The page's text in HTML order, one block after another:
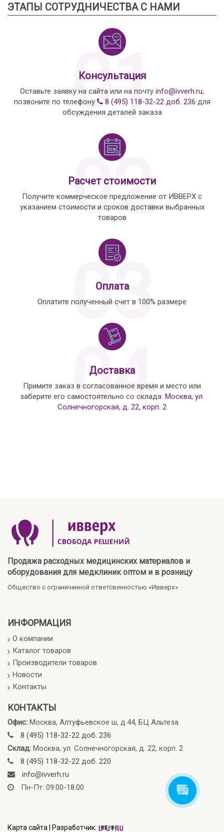
ЭТАПЫ СОТРУДНИЧЕСТВА С НАМИ
01
Консультация
Оставьте заявку на сайта или на почту info@ivverh.ru,
позвоните по телефону
8 (495) 118-32-22 доб. 236 для
обсуждения деталей заказа
02
Расчет стоимости
Получите коммерческое предложение от ИВВЕРХ с
указанием стоимости и сроков доставки выбранных
товаров
03
Оплата
Оплатите полученный счет в 100% размере
04
Доставка
Примите заказ в согласованное время и место или
заберите его самостоятельно со склада: Москва, ул.
Солнечногорская, д. 22, корп. 2
Продажа расходных медицинских материалов и
оборудования для медклиник оптом и в розницу
Общество с ограниченной ответсвенностью «Ивверх»
ИНФОРМАЦИЯ
О компании
Каталог товаров
Производители товаров
Новости
Контакты
КОНТАКТЫ
Офис: Москва, Алтуфьевское ш, д.44, БЦ Альтеза
8 (495) 118-32-22 доб. 236
Склад: Москва, ул. Солнечногорская, д. 22, корп. 2
8 (495) 118-32-22 доб. 220
info@ivverh.ru
Пн-Пт: 09:00-18:00
Карта сайта Разработчик: